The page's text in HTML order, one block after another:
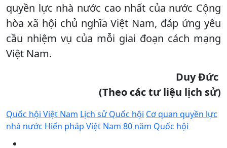
quyền lực nhà nước cao nhất của nước Cộng
hòa xã hội chủ nghĩa Việt Nam, đáp ứng yêu
cầu nhiệm vụ của mỗi giai đoạn cách mạng
Việt Nam.
Duy Đức
(Theo các tư liệu lịch sử)
Quốc hội Việt Nam Lịch sử Quốc hội Cơ quan quyền lực
nhà nước Hiến pháp Việt Nam 80 năm Quốc hội